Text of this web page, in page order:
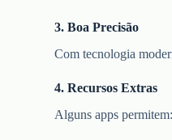
3. Boa Precisão
Com tecnologia
4. Recursos Extras
Alguns apps permitem: